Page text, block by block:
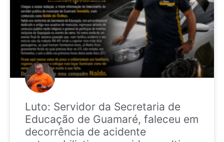
Luto: Servidor da Secretaria de
Educação de Guamaré, faleceu em
decorrência de acidente